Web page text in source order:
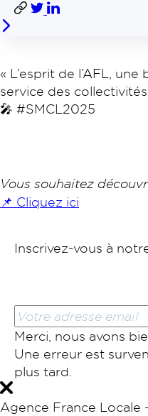
« L’esprit de l’AFL,
service des
🎤 #SMCL2025
Vous souhaitez
📌 Cliquez ici
Inscrivez-vous à
Merci, nous avons
Une erreur est
plus tard.
Agence France Locale